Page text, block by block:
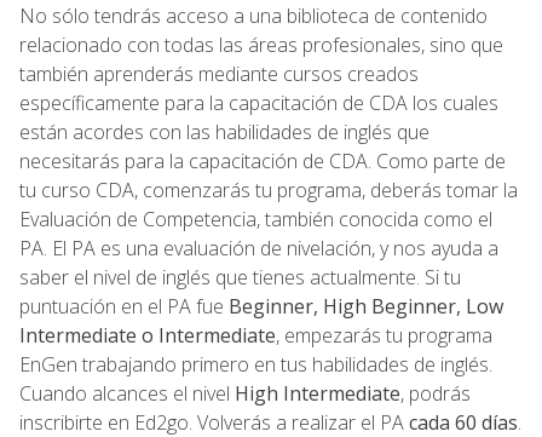
No sólo tendrás acceso a una biblioteca de contenido
relacionado con todas las áreas profesionales, sino que
también aprenderás mediante cursos creados
específicamente para la capacitación de CDA los cuales
están acordes con las habilidades de inglés que
necesitarás para la capacitación de CDA. Como parte de
tu curso CDA, comenzarás tu programa, deberás tomar la
Evaluación de Competencia, también conocida como el
PA. El PA es una evaluación de nivelación, y nos ayuda a
saber el nivel de inglés que tienes actualmente. Si tu
puntuación en el PA fue Beginner, High Beginner, Low
Intermediate o Intermediate, empezarás tu programa
EnGen trabajando primero en tus habilidades de inglés.
Cuando alcances el nivel High Intermediate, podrás
inscribirte en Ed2go. Volverás a realizar el PAcada 60 días.